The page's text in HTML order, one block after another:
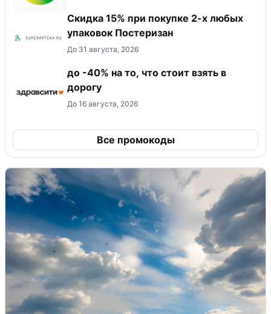
Скидка 15% при покупке 2-х любых
упаковок Постеризан
До 31 августа, 2026
до -40% на то, что стоит взять в
дорогу
До 16 августа, 2026
Все промокоды